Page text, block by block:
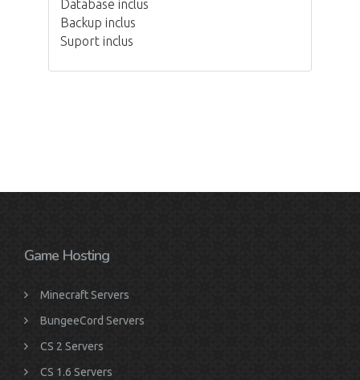
Database inclus
Backup inclus
Suport inclus
Game Hosting
Minecraft Servers
BungeeCord Servers
CS 2 Servers
CS 1.6 Servers